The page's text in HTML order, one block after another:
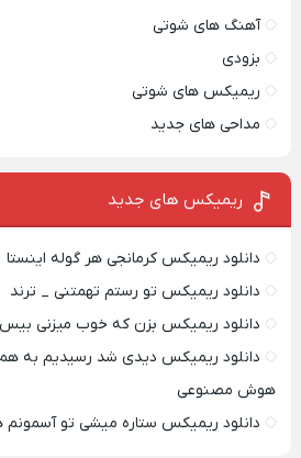
آهنگ های شوتی
بزودی
ریمیکس های شوتی
مداحی های جدید
ریمیکس‌ های جدید
دانلود ریمیکس کرمانجی هر گوله اینستا
دانلود ریمیکس تو رستم تهمتنی _ ترند
دانلود ریمیکس بزن که خوب میزنی بیس
دانلود ریمیکس دیدی شد رسیدیم به
هوش مصنوعی
دانلود ریمیکس ستاره میشی تو